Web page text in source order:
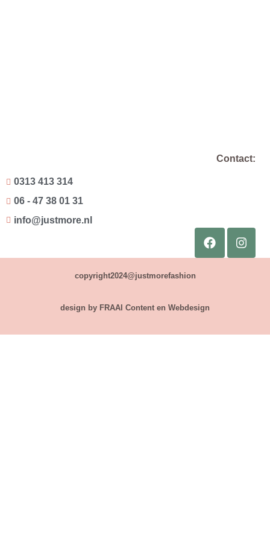
Contact:
0313 413 314
06 - 47 38 01 31
info@justmore.nl
copyright2024@justmorefashion
design by FRAAI Content en Webdesign